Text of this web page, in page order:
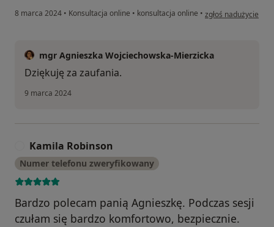
8 marca 2024 • Konsultacja online • konsultacja online • w opinii
zgłoś nadużycie
mgr Agnieszka Wojciechowska-Mierzicka
Dziękuję za zaufania.
9 marca 2024
Kamila Robinson
Numer telefonu zweryfikowany
Bardzo polecam panią Agnieszkę. Podczas sesji
czułam się bardzo komfortowo, bezpiecznie.